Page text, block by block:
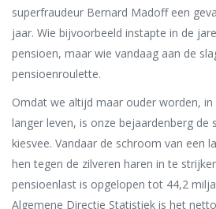
superfraudeur Bernard Madoff een
jaar. Wie bijvoorbeeld instapte in de
pensioen, maar wie vandaag aan de
pensioenroulette.
Omdat we altijd maar ouder worden, in
langer leven, is onze bejaardenberg de
kiesvee. Vandaar de schroom van een
hen tegen de zilveren haren in te
pensioenlast is opgelopen tot 44,2
Algemene Directie Statistiek is het